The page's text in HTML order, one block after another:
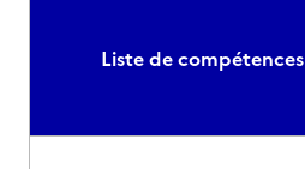
Liste de compétences